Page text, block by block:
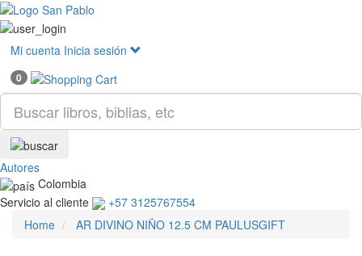
Mi cuenta Inicia sesión
0
Autores
Colombia
Servicio al cliente
+57 3125767554
Home
AR DIVINO NIÑO 12.5 CM PAULUSGIFT